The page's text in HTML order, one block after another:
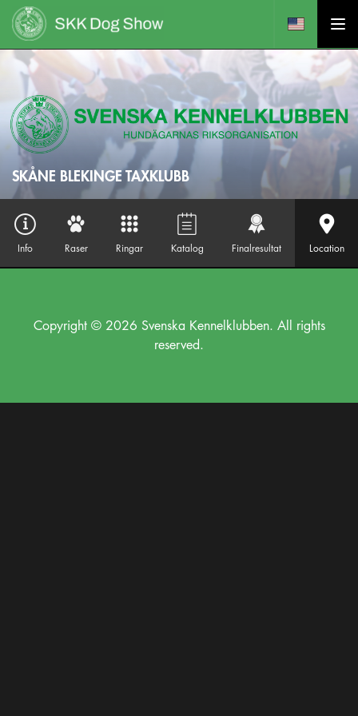
SKÅNE BLEKINGE TAXKLUBB
Info Raser Ringar Katalog Finalresultat Location
Copyright © 2026 Svenska Kennelklubben. All rights
reserved.